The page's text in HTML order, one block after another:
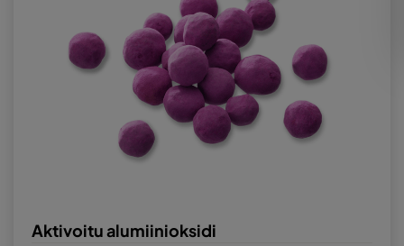
Aktivoitu alumiinioksidi